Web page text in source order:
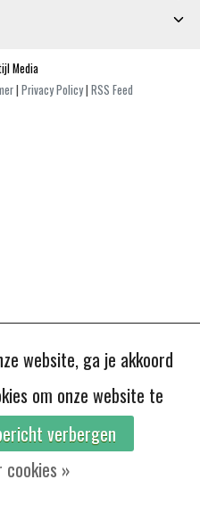
Media
| Privacy Policy| RSS Feed
website, ga je akkoord
om onze website te
verbergen
cookies »